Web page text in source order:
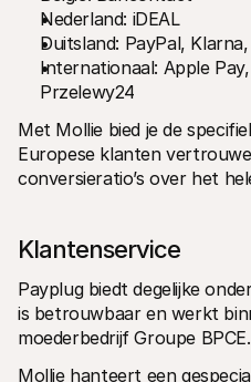
Nederland: iDEAL
Duitsland: PayPal,
Internationaal: Apple
Przelewy24
Met Mollie bied je de
Europese klanten
conversieratio’s over het
Klantenservice
Payplug biedt degelijke
is betrouwbaar en werkt
moederbedrijf Groupe BPCE.
Mollie hanteert een